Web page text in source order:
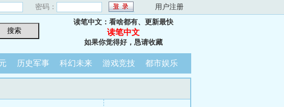
密码： 用户注册
读笔中文：看啥都有、更新最快
读笔中文
如果你觉得好，恳请收藏
历史军事 科幻未来 游戏竞技 都市娱乐